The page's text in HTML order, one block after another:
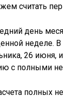
считать
день
неделе.
26 июня,
с полными
полных